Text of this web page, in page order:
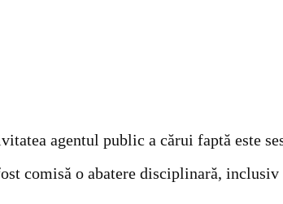
agentul public a cărui faptă este
comisă o abatere disciplinară,